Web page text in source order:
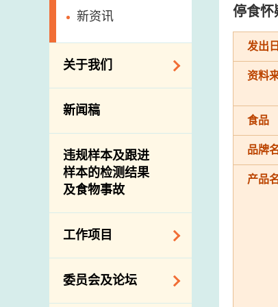
新资讯
关于我们
组织结构
介绍短片
新闻稿
违规样本及跟进
样本的检测结果
及食物事故
工作项目
降低膳食中的钠和
糖
委员会及论坛
停食怀
发出
资料
食品
品牌
产品